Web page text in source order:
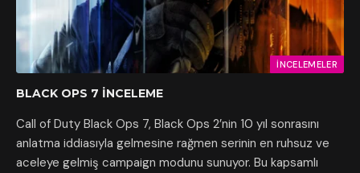
İNCELEMELER
BLACK OPS 7 İNCELEME
Call of Duty Black Ops 7, Black Ops 2’nin 10 yıl sonrasını
anlatma iddiasıyla gelmesine rağmen serinin en ruhsuz ve
aceleye gelmiş campaign modunu sunuyor. Bu kapsamlı